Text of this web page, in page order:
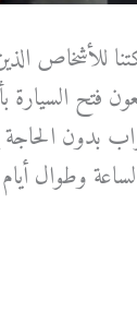
للأشخاص
فتح السيارة
بدون الحاجة
وطوال